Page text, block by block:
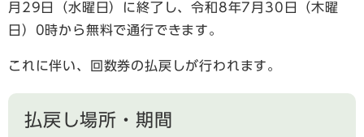
月29日（水曜日）に終了し、令和8年7月30日（木曜
日）0時から無料で通行できます。
これに伴い、回数券の払戻しが行われます。
払戻し場所・期間